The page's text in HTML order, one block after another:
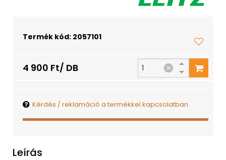
Termék kód: 2057101
4 900 Ft/ DB
Kérdés / reklamáció a termékkel kapcsolatban
Leírás